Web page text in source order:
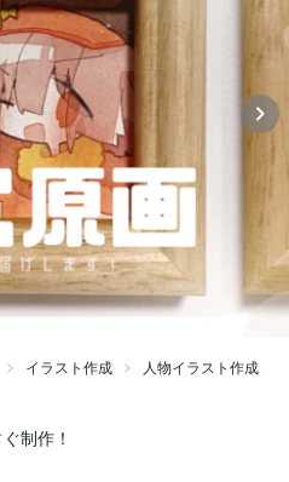
イラスト作成 人物イラスト作成
制作！